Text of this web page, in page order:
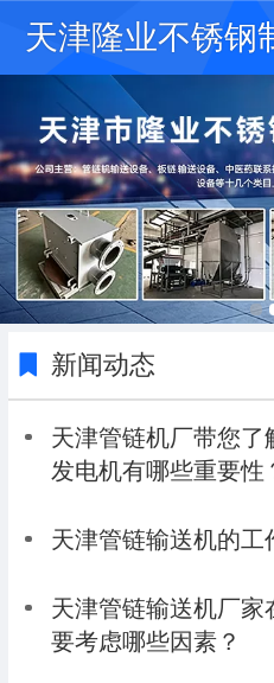
天津隆业不锈钢
新闻动态
天津管链机‍厂带您了
发电机有哪些重要性
天津管链输送机的工
天津管链输送机厂家
要考虑哪些因素？